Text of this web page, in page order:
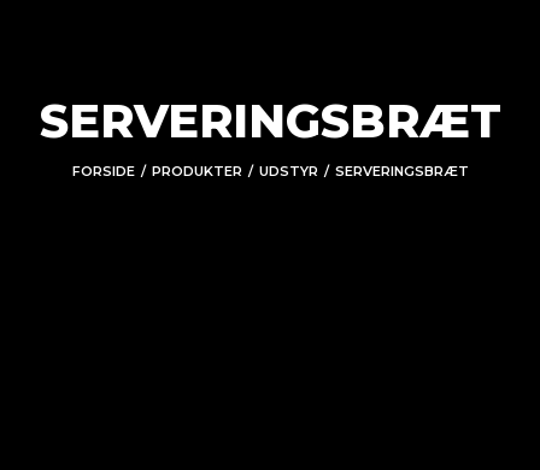
SERVERINGSBRÆT
FORSIDE / PRODUKTER / UDSTYR / SERVERINGSBRÆT